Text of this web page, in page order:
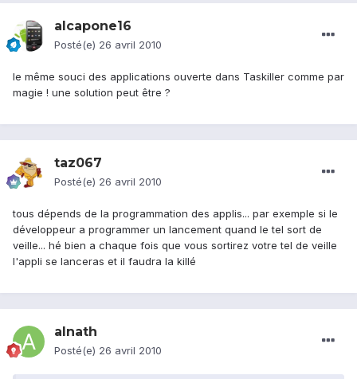
alcapone16
Posté(e) 26 avril 2010
le même souci des applications ouverte dans Taskiller comme par
magie ! une solution peut être ?
taz067
Posté(e) 26 avril 2010
tous dépends de la programmation des applis... par exemple si le
développeur a programmer un lancement quand le tel sort de
veille... hé bien a chaque fois que vous sortirez votre tel de veille
l'appli se lanceras et il faudra la killé
alnath
Posté(e) 26 avril 2010